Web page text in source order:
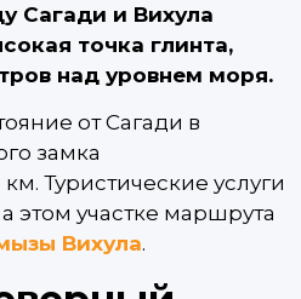
Сагади и Вихула
точка глинта,
над уровнем моря.
от Сагади в
замка
Туристические услуги
этом участке маршрута
Вихула.